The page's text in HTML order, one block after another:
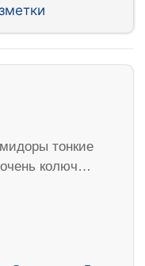
тонкие
колюч…